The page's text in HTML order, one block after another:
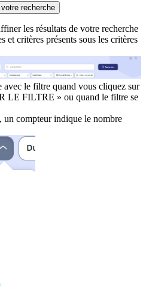
recherche
les résultats de votre recherche
et critères présents sous les critères
avec le filtre quand vous cliquez sur
LE FILTRE » ou quand le filtre se
un compteur indique le nombre